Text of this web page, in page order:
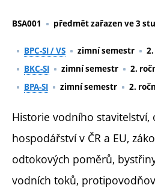
BSA001 předmět zařazen ve 3
BPC-SI / VS zimní semestr
BKC-SI
zimní semestr
2.
BPA-SI
zimní semestr 2.
Historie vodního stavitelství,
hospodářství v ČR a EU,
odtokových poměrů,
vodních toků,